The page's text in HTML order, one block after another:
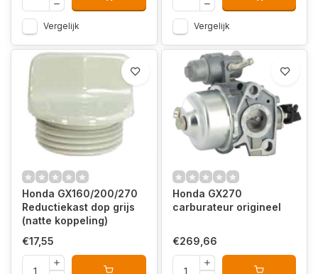
Vergelijk Vergelijk
Honda GX160/200/270
Reductiekast dop grijs
(natte koppeling)
€17,55
Honda GX270
carburateur origineel
€269,66